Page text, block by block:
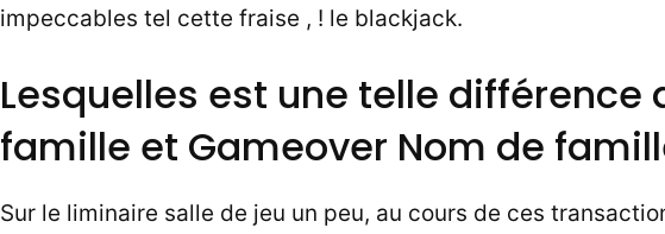
impeccables tel cette fraise , ! le blackjack.
Lesquelles est une telle différence
famille et Gameover Nom de
Sur le liminaire salle de jeu un peu, au cours de ces